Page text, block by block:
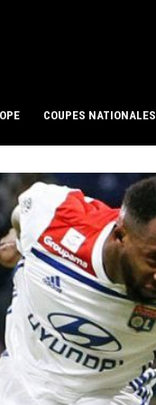
COUPES NATIONALES